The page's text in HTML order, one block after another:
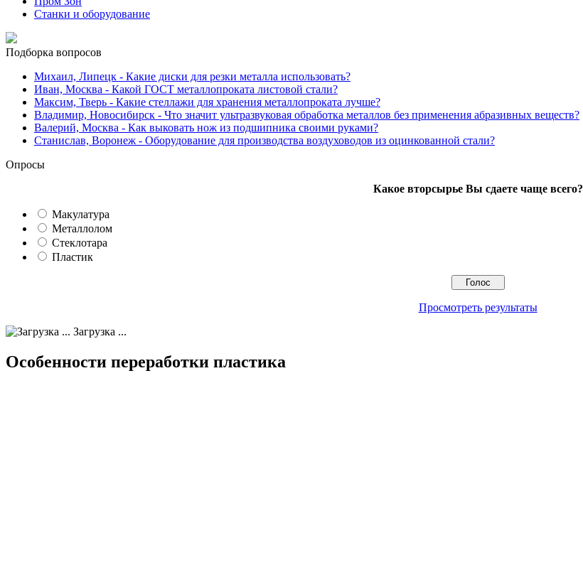
Станки и оборудование
Подборка вопросов
Михаил, Липецк - Какие диски для резки металла использовать?
Иван, Москва - Какой ГОСТ металлопроката листовой стали?
Максим, Тверь - Какие стеллажи для хранения металлопроката лучше?
Владимир, Новосибирск - Что значит ультразвуковая обработка металлов без применения абразивных веществ?
Валерий, Москва - Как выковать нож из подшипника своими руками?
Станислав, Воронеж - Оборудование для производства воздуховодов из оцинкованной стали?
Опросы
Какое вторсырье Вы сдаете чаще всего?
Макулатура
Металлолом
Стеклотара
Пластик
Просмотреть результаты
Загрузка ...
Особенности переработки пластика